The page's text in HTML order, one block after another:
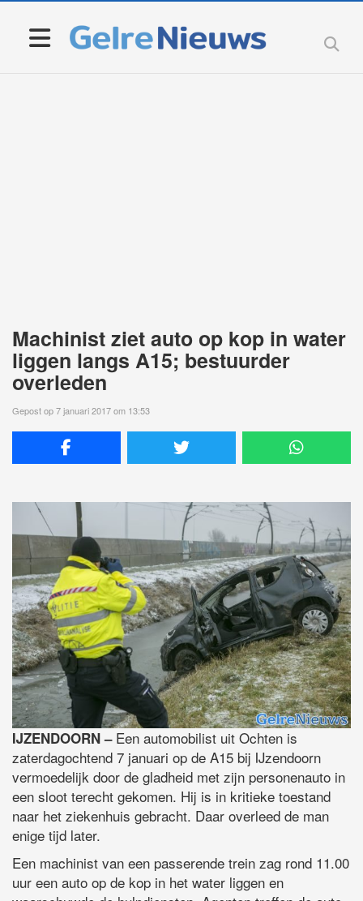
Machinist ziet auto op kop in water
liggen langs A15; bestuurder
overleden
Gepost op 7 januari 2017 om 13:53
IJZENDOORN –Een automobilist uit Ochten is
zaterdagochtend 7 januari op de A15 bij IJzendoorn
vermoedelijk door de gladheid met zijn personenauto in
een sloot terecht gekomen. Hij is in kritieke toestand
naar het ziekenhuis gebracht. Daar overleed de man
enige tijd later.
Een machinist van een passerende trein zag rond 11.00
uur een auto op de kop in het water liggen en